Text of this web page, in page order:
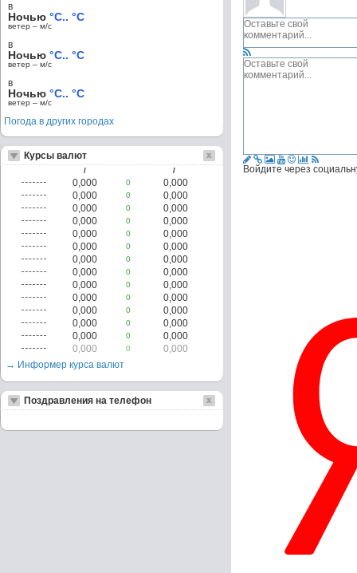
Войдите через
в
Ночью °C.. °C
ветер – м/c
в
Ночью °C.. °C
ветер – м/c
в
Ночью °C.. °C
ветер – м/c
Погода в других городах
Курсы валют
/ /
0,000 0
0,000
0,000
0
0,000
0,000
0
0,000
0,000
0
0,000
0,000
0
0,000
0,000
0
0,000
0,000
0
0,000
0,000
0
0,000
0,000
0
0,000
0,000
0
0,000
0,000
0
0,000
0,000
0
0,000
0,000
0
0,000
0,000
0
0,000
→ Информер курса валют
Поздравления на телефон